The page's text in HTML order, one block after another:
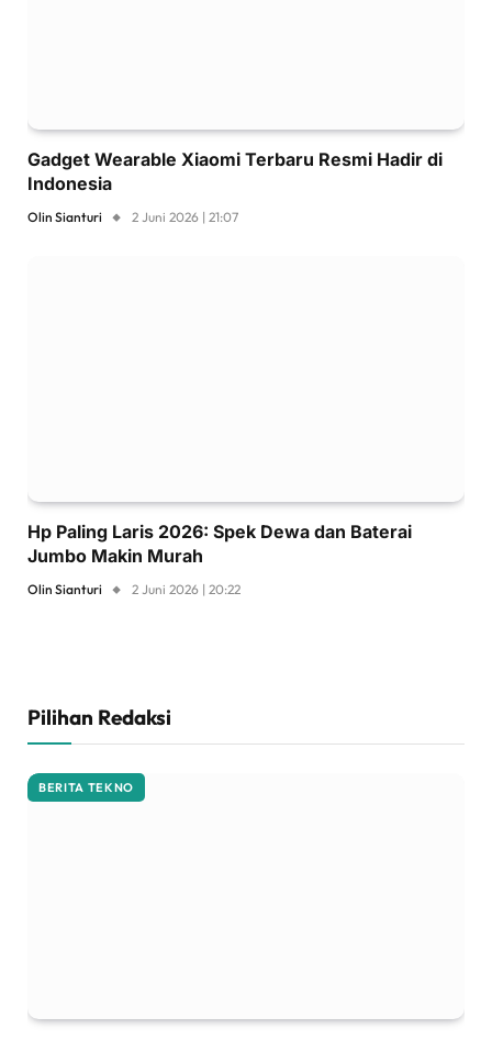
Gadget Wearable Xiaomi Terbaru Resmi Hadir di
Indonesia
Olin Sianturi 2 Juni 2026 | 21:07
Hp Paling Laris 2026: Spek Dewa dan Baterai
Jumbo Makin Murah
Olin Sianturi 2 Juni 2026 | 20:22
Pilihan Redaksi
BERITA TEKNO